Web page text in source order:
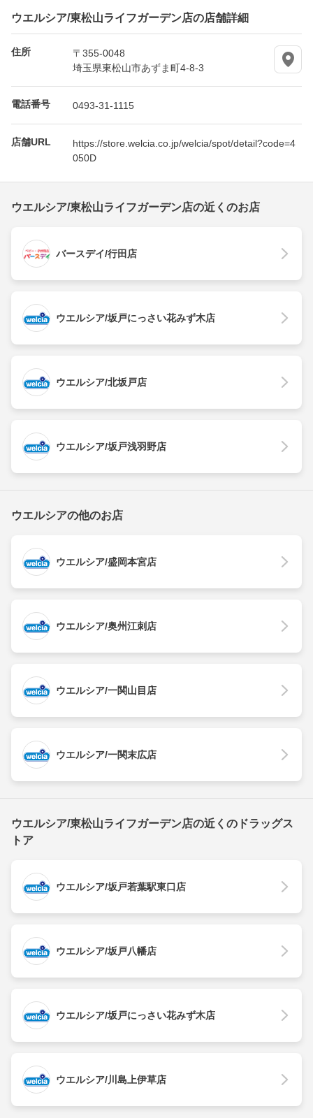
ウエルシア/東松山ライフガーデン店の店舗詳細
住所
〒355-0048
埼玉県東松山市あずま町4-8-3
電話番号 0493-31-1115
店舗URL
https://store.welcia.co.jp/welcia/spot/detail?code=4
050D
ウエルシア/東松山ライフガーデン店の近くのお店
バースデイ/行田店
ウエルシア/坂戸にっさい花みず木店
ウエルシア/北坂戸店
ウエルシア/坂戸浅羽野店
ウエルシアの他のお店
ウエルシア/盛岡本宮店
ウエルシア/奥州江刺店
ウエルシア/一関山目店
ウエルシア/一関末広店
ウエルシア/東松山ライフガーデン店の近くのドラッグス
トア
ウエルシア/坂戸若葉駅東口店
ウエルシア/坂戸八幡店
ウエルシア/坂戸にっさい花みず木店
ウエルシア/川島上伊草店